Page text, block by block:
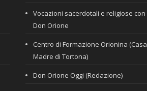
Vocazioni sacerdotali e religiose con
Don Orione
Centro di Formazione Orionina (Casa
Madre di Tortona)
Don Orione Oggi (Redazione)